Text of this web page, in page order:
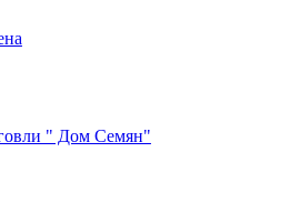
" Дом Семян"